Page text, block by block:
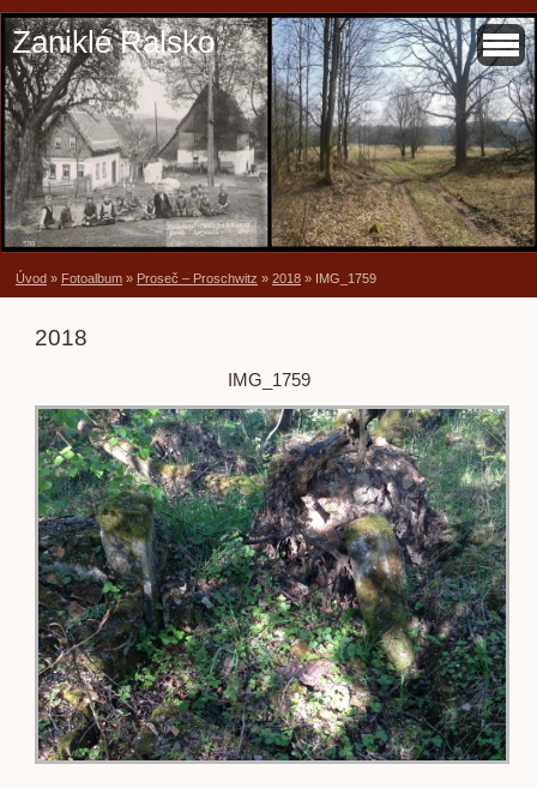
Zaniklé Ralsko
Úvod » Fotoalbum » Proseč – Proschwitz » 2018 » IMG_1759
2018
IMG_1759